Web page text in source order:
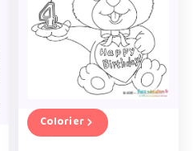
Colorier